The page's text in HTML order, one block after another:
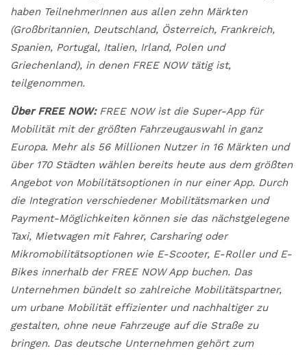
haben TeilnehmerInnen aus allen zehn Märkten
(Großbritannien, Deutschland, Österreich, Frankreich,
Spanien, Portugal, Italien, Irland, Polen und
Griechenland), in denen FREE NOW tätig ist,
teilgenommen.
Über FREE NOW: FREE NOW ist die Super-App für
Mobilität mit der größten Fahrzeugauswahl in ganz
Europa. Mehr als 56 Millionen Nutzer in 16 Märkten und
über 170 Städten wählen bereits heute aus dem größten
Angebot von Mobilitätsoptionen in nur einer App. Durch
die Integration verschiedener Mobilitätsmarken und
Payment-Möglichkeiten können sie das nächstgelegene
Taxi, Mietwagen mit Fahrer, Carsharing oder
Mikromobilitätsoptionen wie E-Scooter, E-Roller und E-
Bikes innerhalb der FREE NOW App buchen. Das
Unternehmen bündelt so zahlreiche Mobilitätspartner,
um urbane Mobilität effizienter und nachhaltiger zu
gestalten, ohne neue Fahrzeuge auf die Straße zu
bringen. Das deutsche Unternehmen gehört zum